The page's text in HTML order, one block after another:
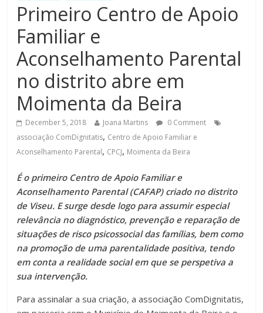
Primeiro Centro de Apoio
Familiar e
Aconselhamento Parental
no distrito abre em
Moimenta da Beira
December 5, 2018 Joana Martins
0 Comment
associação ComDignitatis, Centro de Apoio Familiar e
Aconselhamento Parental, CPCJ, Moimenta da Beira
É o primeiro Centro de Apoio Familiar e
Aconselhamento Parental (CAFAP) criado no distrito
de Viseu. E surge desde logo para assumir especial
relevância no diagnóstico, prevenção e reparação de
situações de risco psicossocial das famílias, bem como
na promoção de uma parentalidade positiva, tendo
em conta a realidade social em que se perspetiva a
sua intervenção.
Para assinalar a sua criação, a associação ComDignitatis,